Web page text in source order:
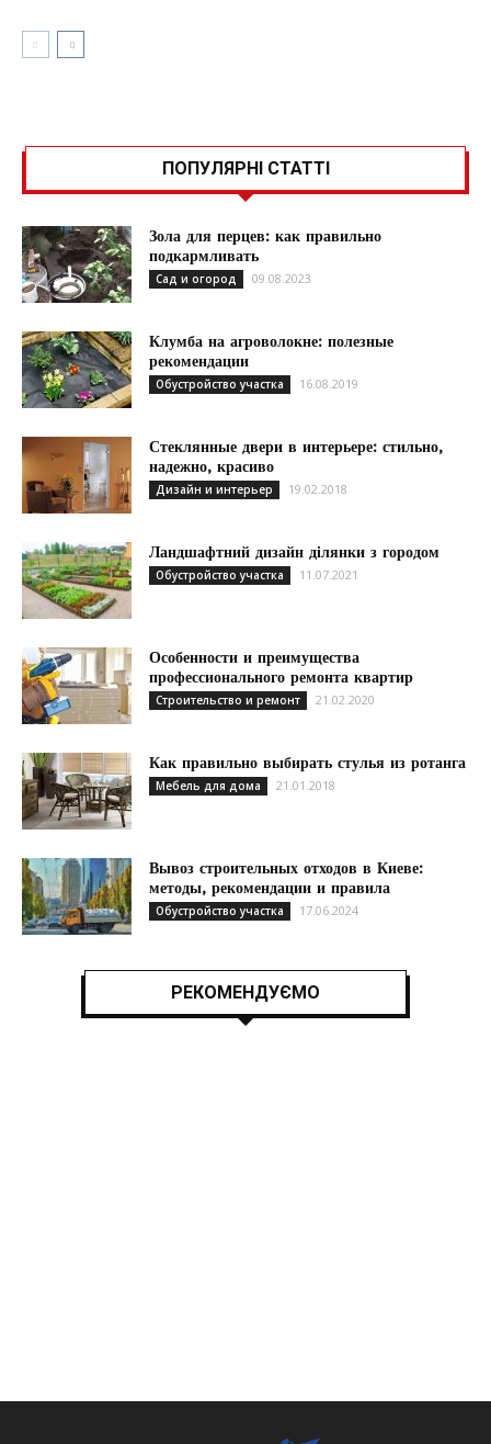
ПОПУЛЯРНІ СТАТТІ
Зола для перцев: как правильно
подкармливать
Сад и огород 09.08.2023
Клумба на агроволокне: полезные
рекомендации
Обустройство участка 16.08.2019
Стеклянные двери в интерьере: стильно,
надежно, красиво
Дизайн и интерьер 19.02.2018
Ландшафтний дизайн ділянки з городом
Обустройство участка 11.07.2021
Особенности и преимущества
профессионального ремонта квартир
Строительство и ремонт 21.02.2020
Как правильно выбирать стулья из ротанга
Мебель для дома 21.01.2018
Вывоз строительных отходов в Киеве:
методы, рекомендации и правила
Обустройство участка 17.06.2024
РЕКОМЕНДУЄМО